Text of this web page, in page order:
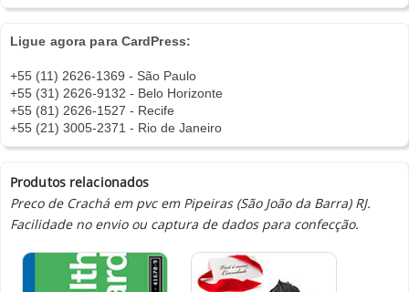
Ligue agora para CardPress:
+55 (11) 2626-1369 - São Paulo
+55 (31) 2626-9132 - Belo Horizonte
+55 (81) 2626-1527 - Recife
+55 (21) 3005-2371 - Rio de Janeiro
Produtos relacionados
Preco de Crachá em pvc em Pipeiras (São João da Barra) RJ.
Facilidade no envio ou captura de dados para confecção.